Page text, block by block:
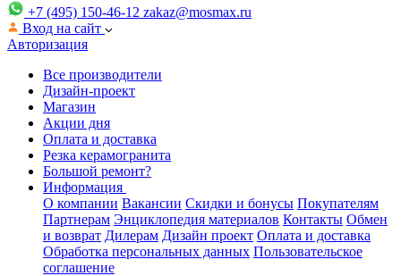
+7 (495) 150-46-12 zakaz@mosmax.ru
Вход на сайт
Авторизация
Все производители
Дизайн-проект
Магазин
Акции дня
Оплата и доставка
Резка керамогранита
Большой ремонт?
Информация
О компании Вакансии Скидки и бонусы Покупателям
Партнерам Энциклопедия материалов Контакты Обмен
и возврат Дилерам Дизайн проект Оплата и доставка
Обработка персональных данных Пользовательское
соглашение